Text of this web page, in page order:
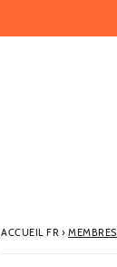
ACCUEIL FR› MEMBRES